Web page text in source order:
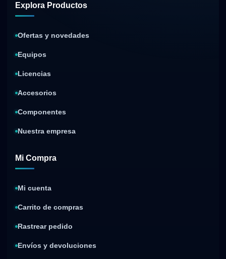
Explora Productos
Ofertas y novedades
Equipos
Licencias
Accesorios
Componentes
Nuestra empresa
Mi Compra
Mi cuenta
Carrito de compras
Rastrear pedido
Envíos y devoluciones